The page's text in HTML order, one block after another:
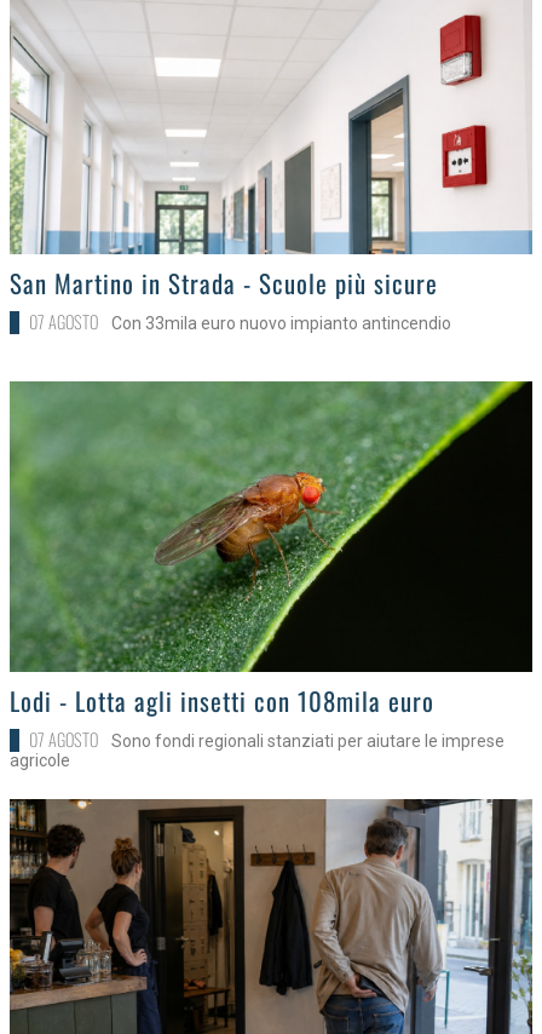
>
San Martino in Strada - Scuole più sicure
07 AGOSTO Con 33mila euro nuovo impianto antincendio
>Lodi - Lotta agli insetti con 108mila euro
07 AGOSTO
Sono fondi regionali stanziati per aiutare le imprese
agricole